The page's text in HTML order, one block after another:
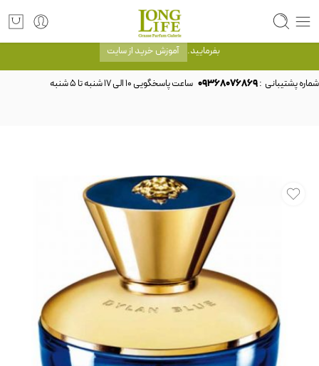
توجه! برند لانگ لایف رایحه های معروف را با شیشه و بسته بندی خود شرکت لانگ لایف
عرضه می کند.که با انتخاب حجم هر ادکلنی می توانید شیشه و بسته بندی را ملاحظه
بفرمایید. آموزش خرید از سایت
شماره پشتیبانی :09368076869